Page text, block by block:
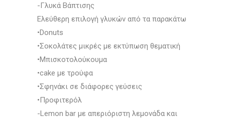
-Γλυκά Βάπτισης
Ελεύθερη επιλογή γλυκών από τα παρακάτω
•Donuts
•Σοκολάτες μικρές με εκτύπωση θεματική
•Μπισκοτολούκουμα
•cake με τρούφα
•Σφηνάκι σε διάφορες γεύσεις
•Προφιτερόλ
-Lemon bar με απεριόριστη λεμονάδα και